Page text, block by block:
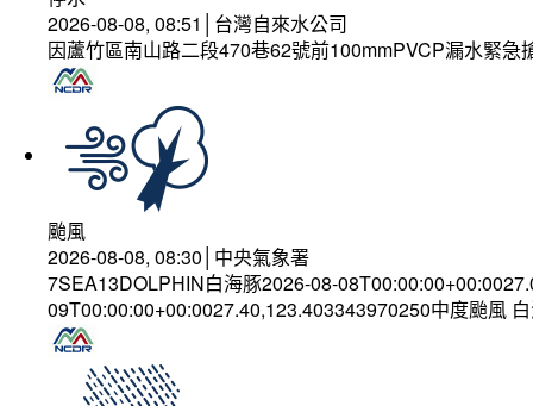
2026-08-08, 08:51│台灣自來水公司
因蘆竹區南山路二段470巷62號前100mmPVCP漏水緊急
颱風
2026-08-08, 08:30│中央氣象署
7SEA13DOLPHIN白海豚2026-08-
09T00:00:00+00:0027.40,123.403343970250中度颱風